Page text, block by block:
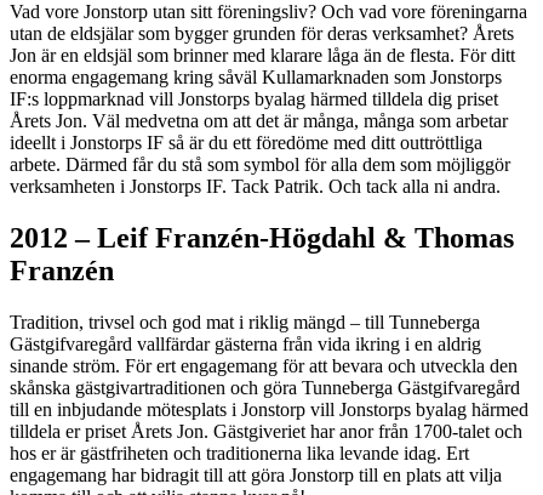
Vad vore Jonstorp utan sitt föreningsliv? Och vad vore föreningarna
utan de eldsjälar som bygger grunden för deras verksamhet? Årets
Jon är en eldsjäl som brinner med klarare låga än de flesta. För ditt
enorma engagemang kring såväl Kullamarknaden som Jonstorps
IF:s loppmarknad vill Jonstorps byalag härmed tilldela dig priset
Årets Jon. Väl medvetna om att det är många, många som arbetar
ideellt i Jonstorps IF så är du ett föredöme med ditt outtröttliga
arbete. Därmed får du stå som symbol för alla dem som möjliggör
verksamheten i Jonstorps IF. Tack Patrik. Och tack alla ni andra.
2012 – Leif Franzén-Högdahl & Thomas
Franzén
Tradition, trivsel och god mat i riklig mängd – till Tunneberga
Gästgifvaregård vallfärdar gästerna från vida ikring i en aldrig
sinande ström. För ert engagemang för att bevara och utveckla den
skånska gästgivartraditionen och göra Tunneberga Gästgifvaregård
till en inbjudande mötesplats i Jonstorp vill Jonstorps byalag härmed
tilldela er priset Årets Jon. Gästgiveriet har anor från 1700-talet och
hos er är gästfriheten och traditionerna lika levande idag. Ert
engagemang har bidragit till att göra Jonstorp till en plats att vilja